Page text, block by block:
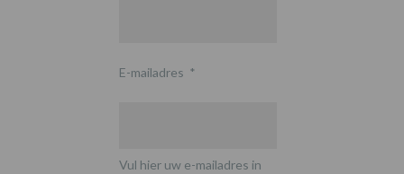
E-mailadres *
Vul hier uw e-mailadres in